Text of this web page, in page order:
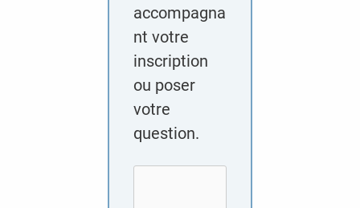
accompagna
nt votre
inscription
ou poser
votre
question.